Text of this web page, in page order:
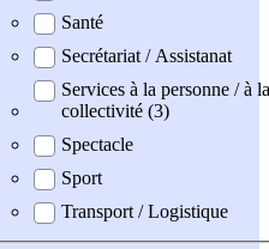
Santé
Secrétariat / Assistanat
Services à la personne / à la
collectivité (3)
Spectacle
Sport
Transport / Logistique